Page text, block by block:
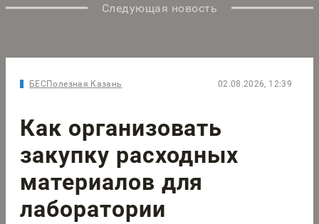
Следующая новость
БЕСПолезная Казань 02.08.2026, 12:39
Как организовать
закупку расходных
материалов для
лаборатории